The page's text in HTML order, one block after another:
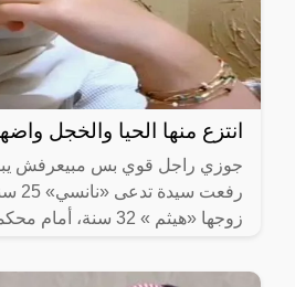
انتزع منها الحيا والخجل
جوزي راجل قوي بس مبيعرفش
زوجها «هيثم » 32 سنة،